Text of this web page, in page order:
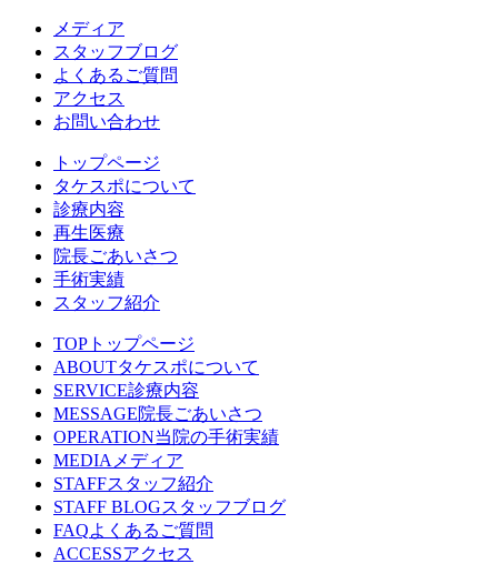
メディア
スタッフブログ
よくあるご質問
アクセス
お問い合わせ
トップページ
タケスポについて
診療内容
再生医療
院長ごあいさつ
手術実績
スタッフ紹介
TOP トップページ
ABOUTタケスポについて
SERVICE診療内容
MESSAGE院長ごあいさつ
OPERATION当院の手術実績
MEDIA メディア
STAFFスタッフ紹介
STAFF BLOGスタッフブログ
FAQよくあるご質問
ACCESSアクセス